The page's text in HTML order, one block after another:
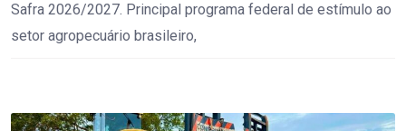
Safra 2026/2027. Principal programa federal de estímulo ao
setor agropecuário brasileiro,